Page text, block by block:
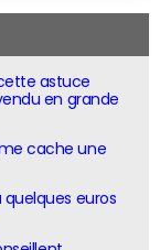
astuce
en grande
cache une
quelques euros